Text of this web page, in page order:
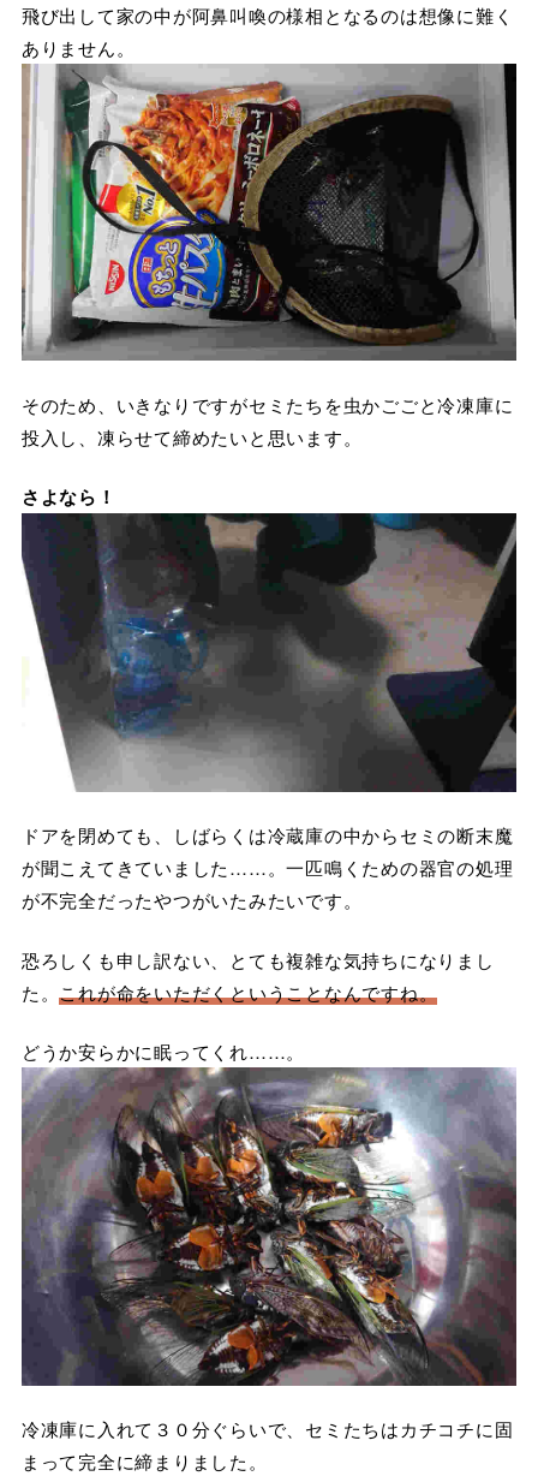
飛び出して家の中が阿鼻叫喚の様相となるのは想像に難く
ありません。
そのため、いきなりですがセミたちを虫かごごと冷凍庫に
投入し、凍らせて締めたいと思います。
さよなら！
ドアを閉めても、しばらくは冷蔵庫の中からセミの断末魔
が聞こえてきていました……。一匹鳴くための器官の処理
が不完全だったやつがいたみたいです。
恐ろしくも申し訳ない、とても複雑な気持ちになりまし
た。これが命をいただくということなんですね。
どうか安らかに眠ってくれ……。
冷凍庫に入れて３０分ぐらいで、セミたちはカチコチに固
まって完全に締まりました。